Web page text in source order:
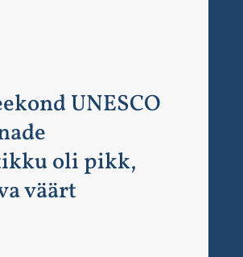
UNESCO
oli pikk,
väärt